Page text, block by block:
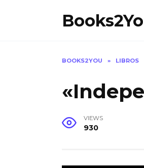
BOOKS2YOU » LIBROS
VIEWS
930